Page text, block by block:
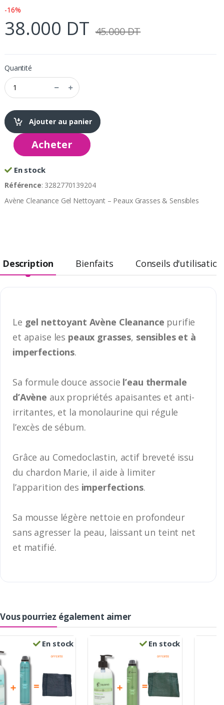
-16%
38.000 DT 45.000 DT
Quantité
Ajouter au panier
Acheter
En stock
Référence: 3282770139204
Avène Cleanance Gel Nettoyant – Peaux Grasses & Sensibles
Description Bienfaits Conseils d'utilisation
Le gel nettoyant Avène Cleanance purifie
et apaise les peaux grasses, sensibles et à
imperfections.
Sa formule douce associe l’eau thermale
d’Avène aux propriétés apaisantes et anti-
irritantes, et la monolaurine qui régule
l’excès de sébum.
Grâce au Comedoclastin, actif breveté issu
du chardon Marie, il aide à limiter
l’apparition des imperfections.
Sa mousse légère nettoie en profondeur
sans agresser la peau, laissant un teint net
et matifié.
Vous pourriez également aimer
En stock En stock